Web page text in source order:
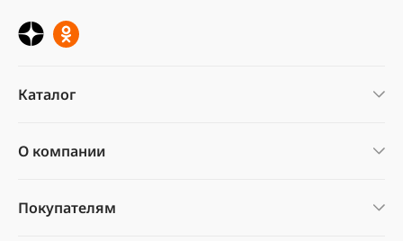
Каталог
О компании
Покупателям